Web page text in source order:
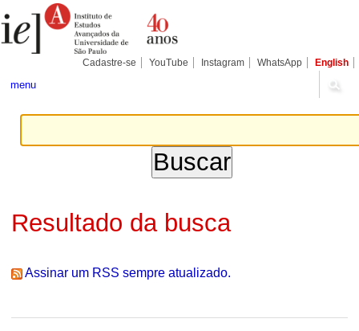
para
conteúdo.
Pessoais
Cadastre-se YouTube Instagram WhatsApp English
menu
Resultado da busca
Assinar um RSS sempre atualizado.